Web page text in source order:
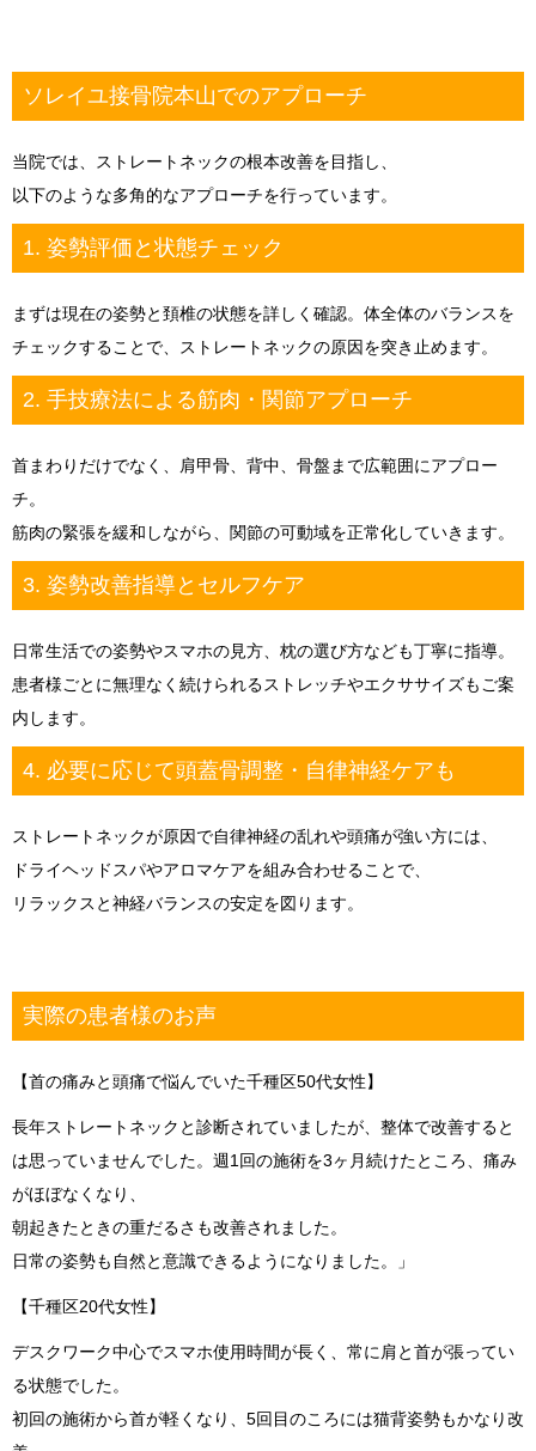
ソレイユ接骨院本山でのアプローチ
当院では、ストレートネックの根本改善を目指し、
以下のような多角的なアプローチを行っています。
1. 姿勢評価と状態チェック
まずは現在の姿勢と頚椎の状態を詳しく確認。体全体のバランスを
チェックすることで、ストレートネックの原因を突き止めます。
2. 手技療法による筋肉・関節アプローチ
首まわりだけでなく、肩甲骨、背中、骨盤まで広範囲にアプロー
チ。
筋肉の緊張を緩和しながら、関節の可動域を正常化していきます。
3. 姿勢改善指導とセルフケア
日常生活での姿勢やスマホの見方、枕の選び方なども丁寧に指導。
患者様ごとに無理なく続けられるストレッチやエクササイズもご案
内します。
4. 必要に応じて頭蓋骨調整・自律神経ケアも
ストレートネックが原因で自律神経の乱れや頭痛が強い方には、
ドライヘッドスパやアロマケアを組み合わせることで、
リラックスと神経バランスの安定を図ります。
実際の患者様のお声
【首の痛みと頭痛で悩んでいた千種区50代女性】
長年ストレートネックと診断されていましたが、整体で改善すると
は思っていませんでした。週1回の施術を3ヶ月続けたところ、痛み
がほぼなくなり、
朝起きたときの重だるさも改善されました。
日常の姿勢も自然と意識できるようになりました。」
【千種区20代女性】
デスクワーク中心でスマホ使用時間が長く、常に肩と首が張ってい
る状態でした。
初回の施術から首が軽くなり、5回目のころには猫背姿勢もかなり改